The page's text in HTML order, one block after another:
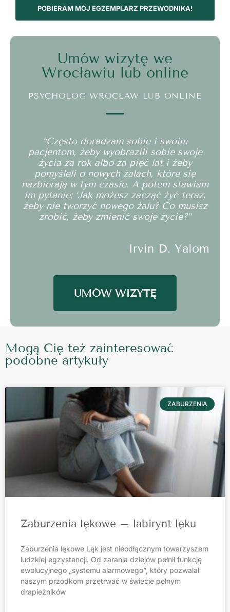
POBIERAM MÓJ EGZEMPLARZ PRZEWODNIKA!
Umów wizytę we
Wrocławiu lub online
PSYCHOLOG WROCŁAW LUB ONLINE
“Często doradzam sobie i swoim
pacjentom, żeby wyobrazili sobie swoje
życia za rok albo za pięć lat i żeby
pomyśleli o nowych żalach, które się
nazbierają w tym czasie. A potem stawiam
im pytanie: ‘Jak możesz zacząć żyć teraz,
żeby nie tworzyć nowego żalu? Co musisz
zrobić, żeby zmienić swoje życie?”
Irvin D. Yalom
UMÓW WIZYTĘ
Mogą Cię też zainteresować
podobne artykuły
ZABURZENIA
Zaburzenia lękowe – labirynt lęku
Zaburzenia lękowe Lęk jest nieodłącznym towarzyszem
ludzkiej egzystencji. Od zarania dziejów pełnił funkcję
ewolucyjnego „systemu alarmowego”, który pozwalał
naszym przodkom przetrwać w świecie pełnym
drapieżników